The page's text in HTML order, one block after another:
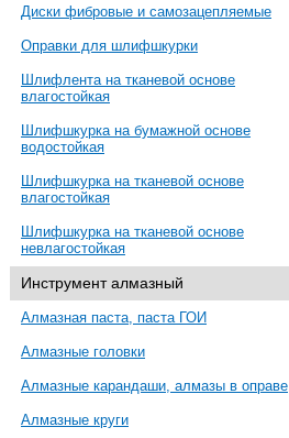
Диски фибровые и самозацепляемые
Оправки для шлифшкурки
Шлифлента на тканевой основе
влагостойкая
Шлифшкурка на бумажной основе
водостойкая
Шлифшкурка на тканевой основе
влагостойкая
Шлифшкурка на тканевой основе
невлагостойкая
Инструмент алмазный
Алмазная паста, паста ГОИ
Алмазные головки
Алмазные карандаши, алмазы в оправе
Алмазные круги